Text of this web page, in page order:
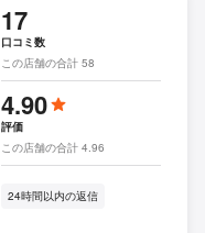
17
口コミ数
この店舗の合計 58
4.90
評価
この店舗の合計 4.96
24時間以内の返信